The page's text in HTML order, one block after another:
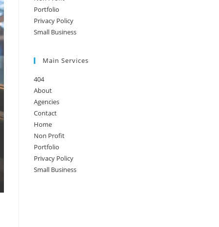
Portfolio
Privacy Policy
Small Business
Main Services
404
About
Agencies
Contact
Home
Non Profit
Portfolio
Privacy Policy
Small Business